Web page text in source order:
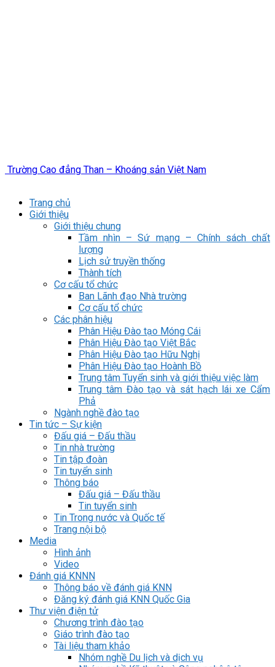
Trường Cao đẳng Than – Khoáng sản Việt Nam
Trang chủ
Giới thiệu
Giới thiệu chung
Tầm nhìn – Sứ mạng – Chính sách chất
lượng
Lịch sử truyền thống
Thành tích
Cơ cấu tổ chức
Ban Lãnh đạo Nhà trường
Cơ cấu tổ chức
Các phân hiệu
Phân Hiệu Đào tạo Móng Cái
Phân Hiệu Đào tạo Việt Bắc
Phân Hiệu Đào tạo Hữu Nghị
Phân Hiệu Đào tạo Hoành Bồ
Trung tâm Tuyển sinh và giới thiệu việc làm
Trung tâm Đào tạo và sát hạch lái xe Cẩm
Phả
Ngành nghề đào tạo
Tin tức – Sự kiện
Đấu giá – Đấu thầu
Tin nhà trường
Tin tập đoàn
Tin tuyển sinh
Thông báo
Đấu giá – Đấu thầu
Tin tuyển sinh
Tin Trong nước và Quốc tế
Trang nội bộ
Media
Hình ảnh
Video
Đánh giá KNNN
Thông báo về đánh giá KNN
Đăng ký đánh giá KNN Quốc Gia
Thư viện điện tử
Chương trình đào tạo
Giáo trình đào tạo
Tài liệu tham khảo
Nhóm nghề Du lịch và dịch vụ